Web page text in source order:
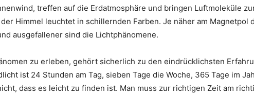
treffen auf die Erdatmosphäre und bringen Luftmoleküle
Himmel leuchtet in schillernden Farben. Je näher am Magnetpol
ausgefallener sind die Lichtphänomene.
zu erleben, gehört sicherlich zu den eindrücklichsten
ist 24 Stunden am Tag, sieben Tage die Woche, 365 Tage im
dass es leicht zu finden ist. Man muss zur richtigen Zeit am